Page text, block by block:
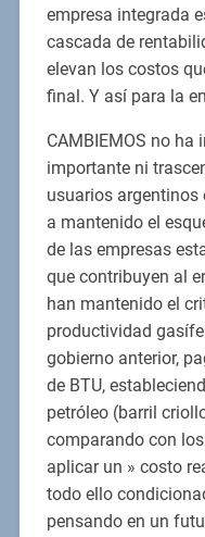
empresa integrada
cascada de
elevan los costos
final. Y así para la
CAMBIEMOS no
importante ni
usuarios argentinos
a mantenido el
de las empresas
que contribuyen al
han mantenido el
productividad
gobierno anterior,
de BTU,
petróleo (barril
comparando con
aplicar un » costo
todo ello
pensando en un